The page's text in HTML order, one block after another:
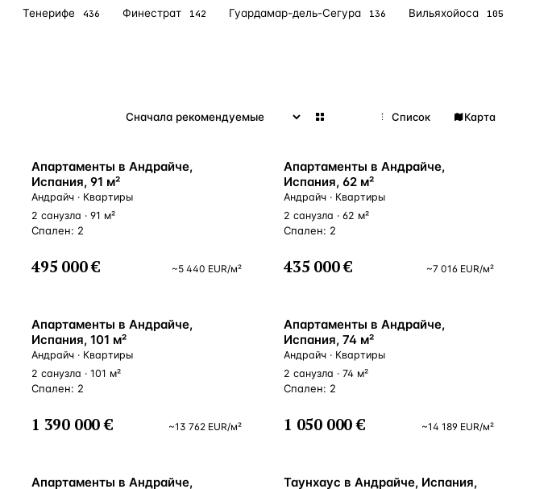
Тенерифе 436 Финестрат 142 Гуардамар-дель-Сегура 136 Вильяхойоса 105
Список Карта
ВНЖ
Апартаменты в Андрайче,
Испания, 91 м²
Андрайч · Квартиры
2 санузла · 91 м²
Спален: 2
495 000 € ~5 440 EUR/м²
ВНЖ
Апартаменты в Андрайче,
Испания, 62 м²
Андрайч · Квартиры
2 санузла · 62 м²
Спален: 2
435 000 € ~7 016 EUR/м²
ВНЖ
Апартаменты в Андрайче,
Испания, 101 м²
Андрайч · Квартиры
2 санузла · 101 м²
Спален: 2
1 390 000 € ~13 762 EUR/м²
ВНЖ
Апартаменты в Андрайче,
Испания, 74 м²
Андрайч · Квартиры
2 санузла · 74 м²
Спален: 2
1 050 000 € ~14 189 EUR/м²
ВНЖ
Апартаменты в Андрайче,
ВНЖ
Таунхаус в Андрайче, Испания,